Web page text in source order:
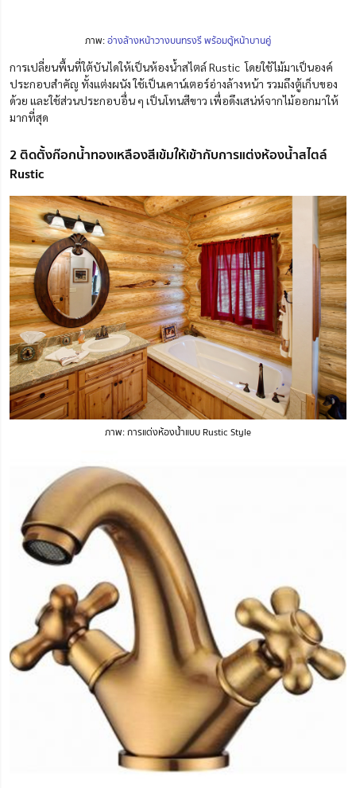
ภาพ:อ่างล้างหน้าวางบนทรงรี พร้อมตู้หน้าบานคู่
การเปลี่ยนพื้นที่ใต้บันไดให้เป็นห้องน้ำสไตล์ Rustic โดยใช้ไม้มาเป็นองค์
ประกอบสำคัญ ทั้งแต่งผนัง ใช้เป็นเคาน์เตอร์อ่างล้างหน้า รวมถึงตู้เก็บของ
ด้วย และใช้ส่วนประกอบอื่น ๆ เป็นโทนสีขาว เพื่อดึงเสน่ห์จากไม้ออกมาให้
มากที่สุด
2 ติดตั้งก๊อกน้ำทองเหลืองสีเข้มให้เข้ากับการแต่งห้องน้ำสไตล์
Rustic
ภาพ: การแต่งห้องน้ำแบบ Rustic Style